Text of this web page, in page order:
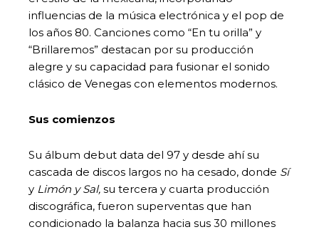
influencias de la música electrónica y el pop de
los años 80. Canciones como “En tu orilla” y
“Brillaremos” destacan por su producción
alegre y su capacidad para fusionar el sonido
clásico de Venegas con elementos modernos.
Sus comienzos
Su álbum debut data del 97 y desde ahí su
cascada de discos largos no ha cesado, donde Sí
y Limón y Sal, su tercera y cuarta producción
discográfica, fueron superventas que han
condicionado la balanza hacia sus 30 millones